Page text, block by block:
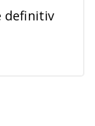
definitiv